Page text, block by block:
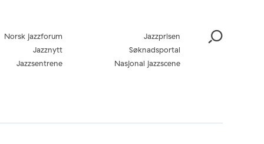
Norsk jazzforum
Jazzprisen
Jazznytt
Søknadsportal
Jazzsentrene
Nasjonal jazzscene